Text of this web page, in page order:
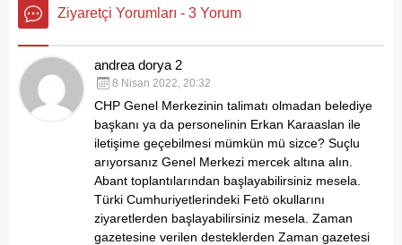
Ziyaretçi Yorumları - 3 Yorum
andrea dorya 2
8 Nisan 2022, 20:32
CHP Genel Merkezinin talimatı olmadan belediye
başkanı ya da personelinin Erkan Karaaslan ile
iletişime geçebilmesi mümkün mü sizce? Suçlu
arıyorsanız Genel Merkezi mercek altına alın.
Abant toplantılarından başlayabilirsiniz mesela.
Türki Cumhuriyetlerindeki Fetö okullarını
ziyaretlerden başlayabilirsiniz mesela. Zaman
gazetesine verilen desteklerden Zaman gazetesi